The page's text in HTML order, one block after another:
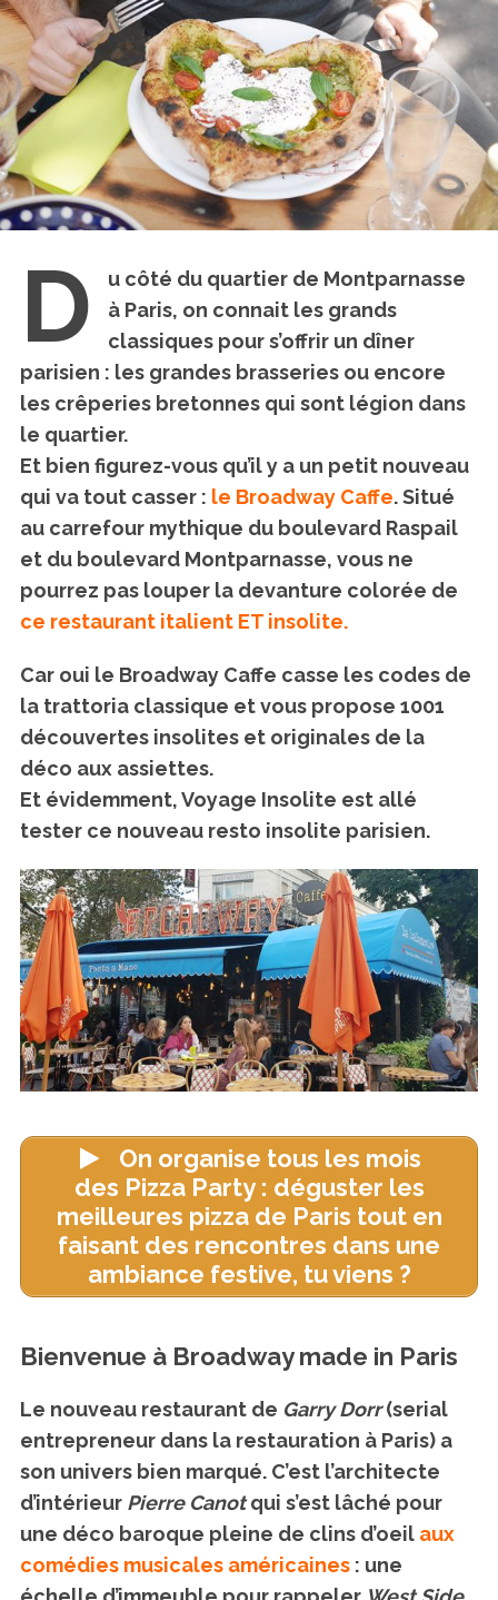
D
u côté du quartier de Montparnasse
à Paris, on connait les grands
classiques pour s’offrir un dîner
parisien : les grandes brasseries ou encore
les crêperies bretonnes qui sont légion dans
le quartier.
Et bien figurez-vous qu’il y a un petit nouveau
qui va tout casser : le Broadway Caffe. Situé
au carrefour mythique du boulevard Raspail
et du boulevard Montparnasse, vous ne
pourrez pas louper la devanture colorée de
ce restaurant italient ET insolite.
Car oui le Broadway Caffe casse les codes de
la trattoria classique et vous propose 1001
découvertes insolites et originales de la
déco aux assiettes.
Et évidemment, Voyage Insolite est allé
tester ce nouveau resto insolite parisien.
On organise tous les mois
des Pizza Party : déguster les
meilleures pizza de Paris tout en
faisant des rencontres dans une
ambiance festive, tu viens ?
Bienvenue à Broadway made in Paris
Le nouveau restaurant de Garry Dorr(serial
entrepreneur dans la restauration à Paris) a
son univers bien marqué. C’est l’architecte
d’intérieur Pierre Canotqui s’est lâché pour
une déco baroque pleine de clins d’oeil aux
comédies musicales américaines: une